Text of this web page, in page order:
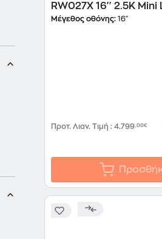
RW027X 16'' 2.5K Mini
(Core Ultra 9-275HX/
Μέγεθος οθόνης: 16"
Προτ. Λιαν. Τιμή : 4.799,00€